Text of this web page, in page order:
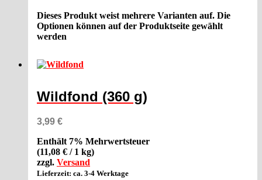
Dieses Produkt weist mehrere Varianten auf. Die
Optionen können auf der Produktseite gewählt
werden
Wildfond (360 g)
3,99 €
Enthält 7% Mehrwertsteuer
(11,08 € / 1 kg)
zzgl. Versand
Lieferzeit: ca. 3-4 Werktage